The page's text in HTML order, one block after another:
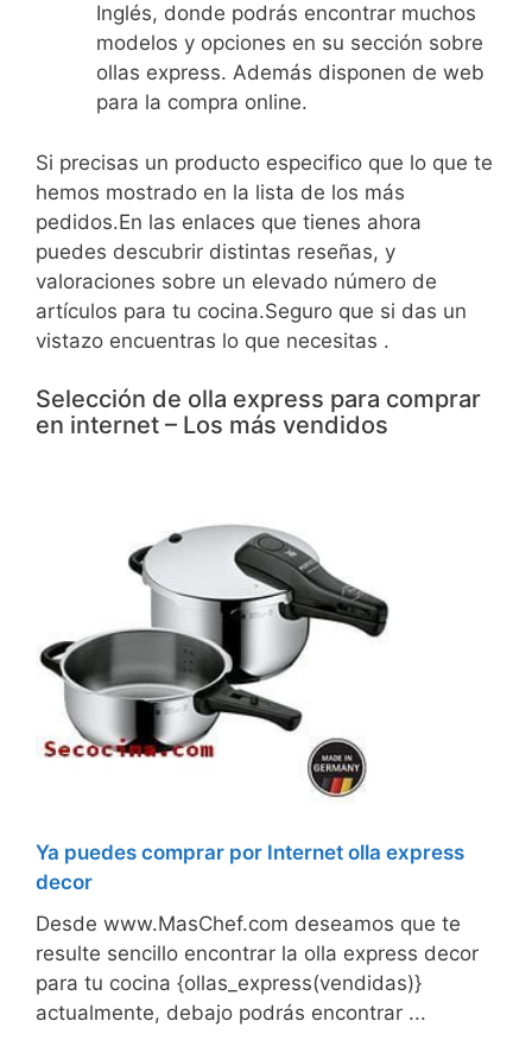
Inglés, donde podrás encontrar muchos
modelos y opciones en su sección sobre
ollas express. Además disponen de web
para la compra online.
Si precisas un producto especifico que lo que te
hemos mostrado en la lista de los más
pedidos.En las enlaces que tienes ahora
puedes descubrir distintas reseñas, y
valoraciones sobre un elevado número de
artículos para tu cocina.Seguro que si das un
vistazo encuentras lo que necesitas .
Selección de olla express para comprar
en internet – Los más vendidos
Ya puedes comprar por Internet olla express
decor
Desde www.MasChef.com deseamos que te
resulte sencillo encontrar la olla express decor
para tu cocina {ollas_express(vendidas)}
actualmente, debajo podrás encontrar ...